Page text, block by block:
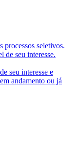
processos seletivos.
de seu interesse.
seu interesse e
andamento ou já